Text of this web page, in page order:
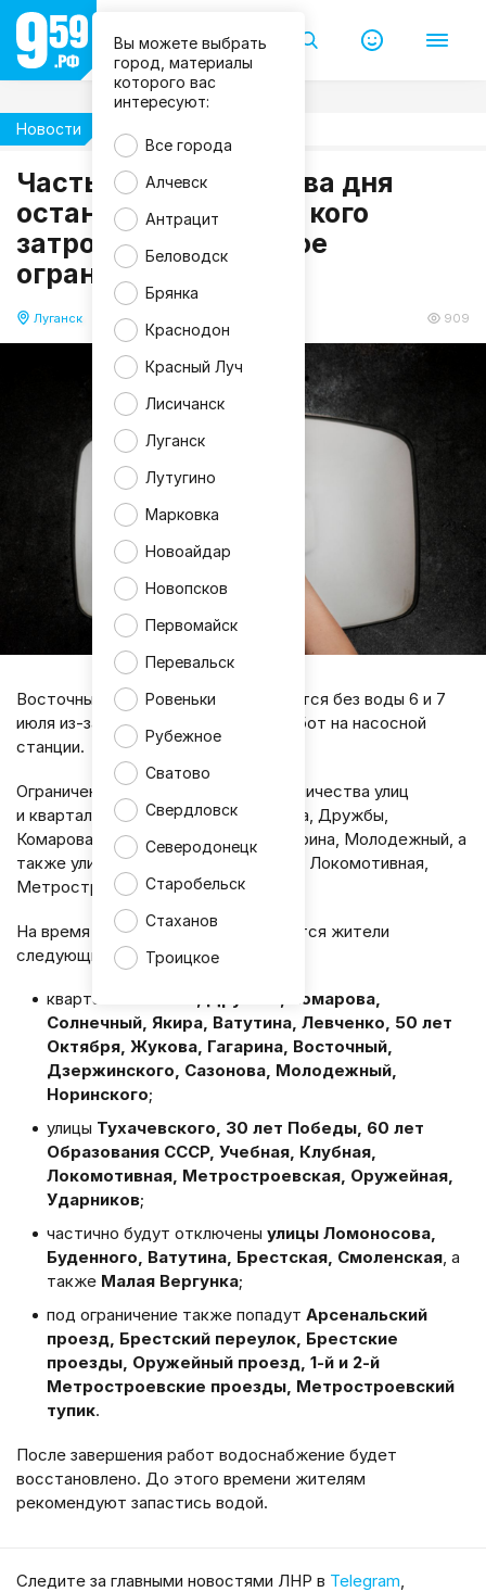
Вы можете выбрать
город, материалы
которого вас
интересуют:
Все города
Алчевск
Антрацит
Беловодск
Брянка
Краснодон
Красный Луч
Лисичанск
Луганск
Лутугино
Марковка
Новоайдар
Новопсков
Первомайск
Перевальск
Ровеньки
Рубежное
Сватово
Свердловск
Северодонецк
Старобельск
Стаханов
Троицкое
Новости
Часть Луганска на два дня
останется без воды: кого
затронет масштабное
ограничение?
Луганск 03.07.2026 18:26 909
m
a
g
n
i
f
c
Восточные районы Луганска останутся без воды 6 и 7
июля из-за проведения плановых работ на насосной
станции.
Ограничение коснется большого количества улиц
и кварталов, среди которых Волкова, Дружбы,
Комарова, Жукова, Восточный, Гагарина, Молодежный, а
также улицы Тухачевского, Клубная, Локомотивная,
Метростроевская и другие.
На время ремонта без воды останутся жители
следующих районов и улиц:
кварталы
Волкова, Дружбы, Комарова,
Солнечный, Якира, Ватутина, Левченко, 50 лет
Октября, Жукова, Гагарина, Восточный,
Дзержинского, Сазонова, Молодежный,
Норинского;
улицы Тухачевского, 30 лет Победы, 60 лет
Образования СССР, Учебная, Клубная,
Локомотивная, Метростроевская, Оружейная,
Ударников;
частично будут отключены улицы Ломоносова,
Буденного, Ватутина, Брестская, Смоленская, а
также Малая Вергунка;
под ограничение также попадут Арсенальский
проезд, Брестский переулок, Брестские
проезды, Оружейный проезд, 1-й и 2-й
Метростроевские проезды, Метростроевский
тупик.
После завершения работ водоснабжение будет
восстановлено. До этого времени жителям
рекомендуют запастись водой.
Cледите за главными новостями ЛНР в Telegram,